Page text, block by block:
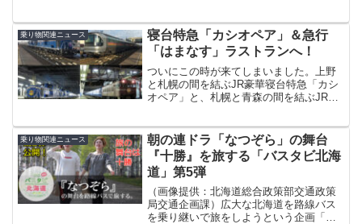
の歴史に幕を閉じるバス会社がありま
す。そのバ...
乗り物関連ニュース
寝台特急「カシオペア」＆急行
「はまなす」ラストランへ！
ついにこの時が来てしまいました。上野
と札幌の間を結ぶJR豪華寝台特急「カシ
オペア」と、札幌と青森の間を結ぶJR夜
誕生した「カシオペア」「カシオペア」
は、今から17年前の...
乗り物関連ニュース
朝の連ドラ「なつぞら」の舞台
『十勝』を旅する「バスタビ北海
道」第5弾
（画像提供：北海道総合政策部交通政策
局交通企画課）広大な北海道を路線バス
を乗り継いで旅をしようという企画「バ